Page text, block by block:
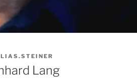
Lang